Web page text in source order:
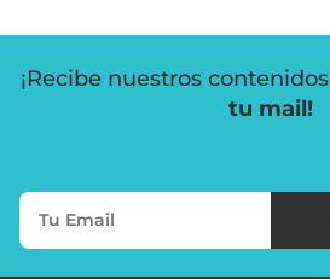
¡Recibe nuestros contenidos
tu mail!